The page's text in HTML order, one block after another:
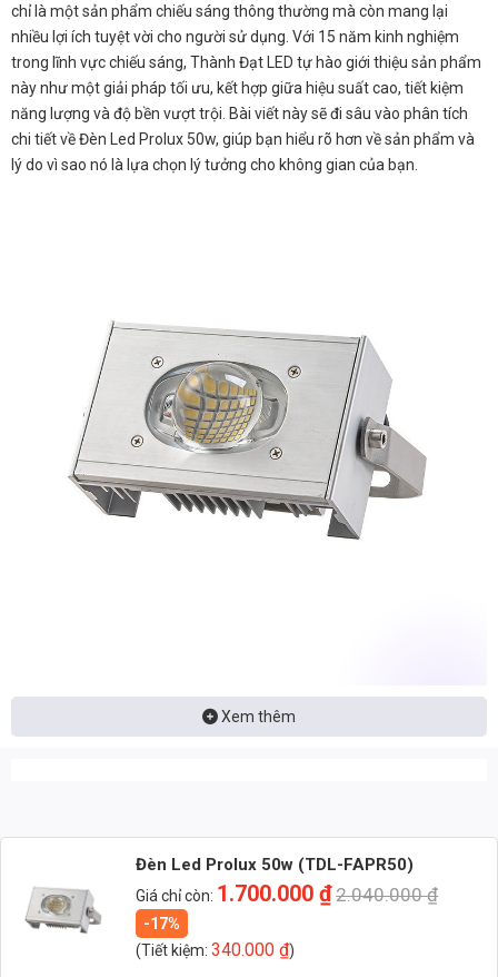
chỉ là một sản phẩm chiếu sáng thông thường mà còn mang lại
nhiều lợi ích tuyệt vời cho người sử dụng. Với 15 năm kinh nghiệm
trong lĩnh vực chiếu sáng, Thành Đạt LED tự hào giới thiệu sản phẩm
này như một giải pháp tối ưu, kết hợp giữa hiệu suất cao, tiết kiệm
năng lượng và độ bền vượt trội. Bài viết này sẽ đi sâu vào phân tích
chi tiết về Đèn Led Prolux 50w, giúp bạn hiểu rõ hơn về sản phẩm và
lý do vì sao nó là lựa chọn lý tưởng cho không gian của bạn.
Nhận báo giá đèn LED – tư vấn nhanh & giá tận xưởng
Zalo 1 (Tư vấn chính)
Zalo 2 (Hỗ trợ nhanh)
Tiêu đề: Đèn Led Prolux 50w (TDL-FAPR50)
Xem thêm
Đèn Led Prolux 50w (TDL-FAPR50)
Giá chỉ còn: 1.700.000₫2.040.000₫
-17%
(Tiết kiệm:340.000₫)